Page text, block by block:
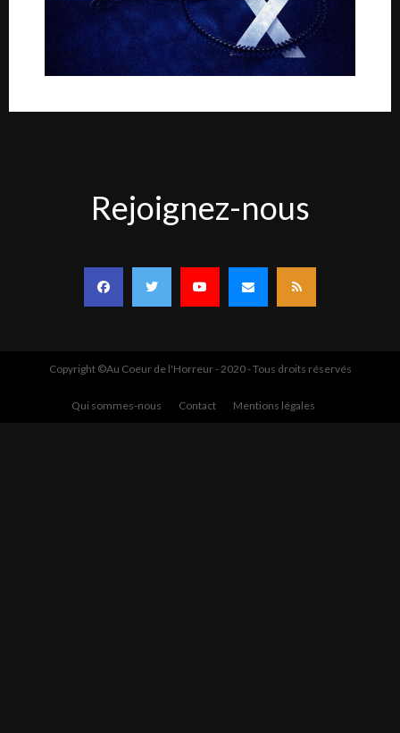
nous
Rejoignez-nous
Copyright ©Au Coeur de l'Horreur - 2020 - Tous droits réservés
Qui sommes-nous Contact Mentions légales